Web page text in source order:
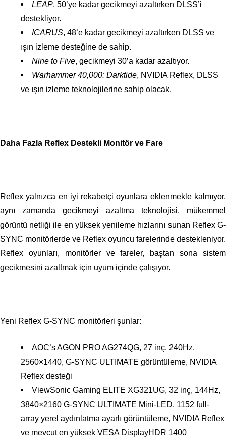
LEAP, 50’ye kadar gecikmeyi azaltırken DLSS’i
destekliyor.
ICARUS, 48’e kadar gecikmeyi azaltırken DLSS ve
ışın izleme desteğine de sahip.
Nine to Five, gecikmeyi 30’a kadar azaltıyor.
Warhammer 40,000: Darktide, NVIDIA Reflex, DLSS
ve ışın izleme teknolojilerine sahip olacak.
Daha Fazla Reflex Destekli Monitör ve Fare
Reflex yalnızca en iyi rekabetçi oyunlara eklenmekle kalmıyor,
aynı zamanda gecikmeyi azaltma teknolojisi, mükemmel
görüntü netliği ile en yüksek yenileme hızlarını sunan Reflex G-
SYNC monitörlerde ve Reflex oyuncu farelerinde destekleniyor.
Reflex oyunları, monitörler ve fareler, baştan sona sistem
gecikmesini azaltmak için uyum içinde çalışıyor.
Yeni Reflex G-SYNC monitörleri şunlar:
AOC’s AGON PRO AG274QG, 27 inç, 240Hz,
2560×1440, G-SYNC ULTIMATE görüntüleme, NVIDIA
Reflex desteği
ViewSonic Gaming ELITE XG321UG, 32 inç, 144Hz,
3840×2160 G-SYNC ULTIMATE Mini-LED, 1152 full-
array yerel aydınlatma ayarlı görüntüleme, NVIDIA Reflex
ve mevcut en yüksek VESA DisplayHDR 1400